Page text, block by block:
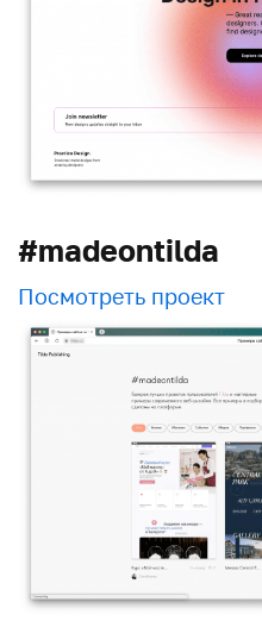
#madeontilda
Посмотреть проект